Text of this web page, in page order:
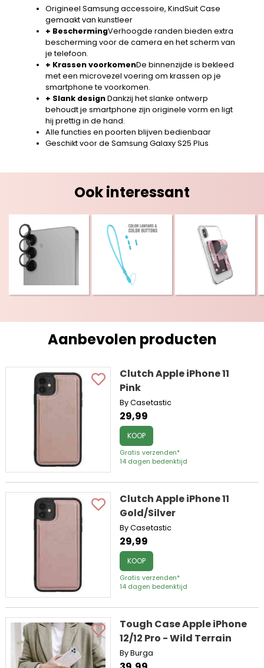
Origineel Samsung accessoire, KindSuit Case
gemaakt van kunstleer
+ BeschermingVerhoogde randen bieden extra
bescherming voor de camera en het scherm van
je telefoon.
+ Krassen voorkomenDe binnenzijde is bekleed
met een microvezel voering om krassen op je
smartphone te voorkomen.
+ Slank designDankzij het slanke ontwerp
behoudt je smartphone zijn originele vorm en ligt
hij prettig in de hand.
Alle functies en poorten blijven bedienbaar
Geschikt voor de Samsung Galaxy S25 Plus
Ook interessant
Aanbevolen producten
Clutch Apple iPhone 11
Pink
By Casetastic
29,99
KOOP
Gratis verzenden*
14 dagen bedenktijd
Clutch Apple iPhone 11
Gold/Silver
By Casetastic
29,99
KOOP
Gratis verzenden*
14 dagen bedenktijd
Tough Case Apple iPhone
12/12 Pro - Wild Terrain
By Burga